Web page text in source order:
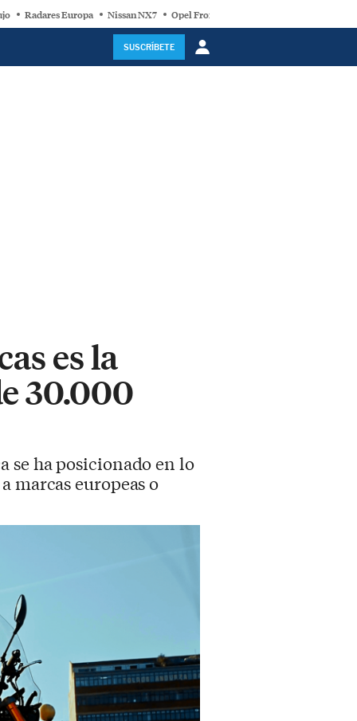
Radares Europa Nissan NX7 Opel Frontera Electric
SUSCRÍBETE
es la
30.000
se ha posicionado en lo
marcas europeas o